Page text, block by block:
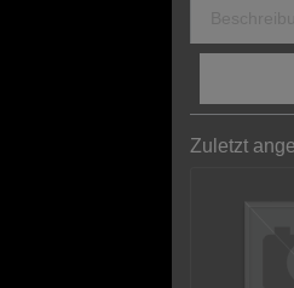
Zuletzt